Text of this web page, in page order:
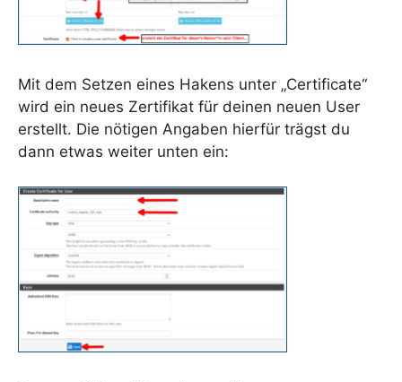
Mit dem Setzen eines Hakens unter „Certificate“
wird ein neues Zertifikat für deinen neuen User
erstellt. Die nötigen Angaben hierfür trägst du
dann etwas weiter unten ein: